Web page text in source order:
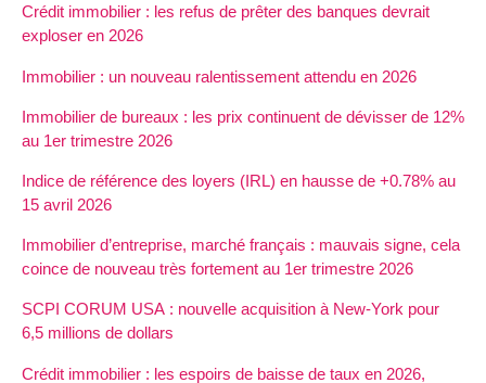
Crédit immobilier : les refus de prêter des banques devrait
exploser en 2026
Immobilier : un nouveau ralentissement attendu en 2026
Immobilier de bureaux : les prix continuent de dévisser de 12%
au 1er trimestre 2026
Indice de référence des loyers (IRL) en hausse de +0.78% au
15 avril 2026
Immobilier d’entreprise, marché français : mauvais signe, cela
coince de nouveau très fortement au 1er trimestre 2026
SCPI CORUM USA : nouvelle acquisition à New-York pour
6,5 millions de dollars
Crédit immobilier : les espoirs de baisse de taux en 2026,